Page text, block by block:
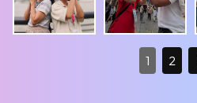
1 2